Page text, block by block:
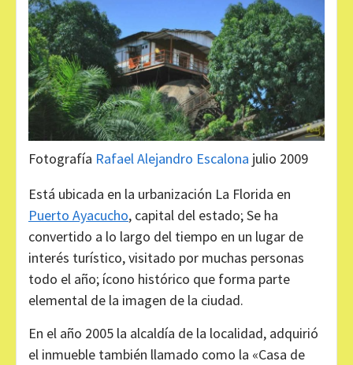
Fotografía Rafael Alejandro Escalona julio 2009
Está ubicada en la urbanización La Florida en
Puerto Ayacucho, capital del estado; Se ha
convertido a lo largo del tiempo en un lugar de
interés turístico, visitado por muchas personas
todo el año; ícono histórico que forma parte
elemental de la imagen de la ciudad.
En el año 2005 la alcaldía de la localidad, adquirió
el inmueble también llamado como la «Casa de